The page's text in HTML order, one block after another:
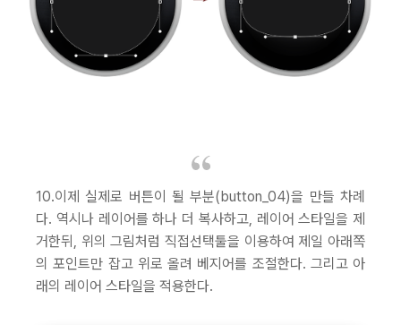
10.이제 실제로 버튼이 될 부분(button_04)을 만들 차례
다. 역시나 레이어를 하나 더 복사하고, 레이어 스타일을 제
거한뒤, 위의 그림처럼 직접선택툴을 이용하여 제일 아래쪽
의 포인트만 잡고 위로 올려 베지어를 조절한다. 그리고 아
래의 레이어 스타일을 적용한다.